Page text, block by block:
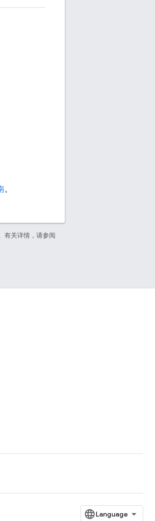
。
有关详情，请参阅